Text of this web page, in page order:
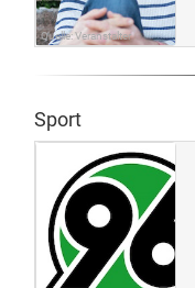
Quelle: Veranstalter
Sport